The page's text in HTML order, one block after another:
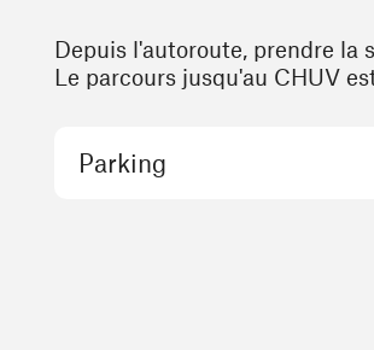
Depuis l'autoroute, prendre la
Le parcours jusqu'au CHUV
Parking